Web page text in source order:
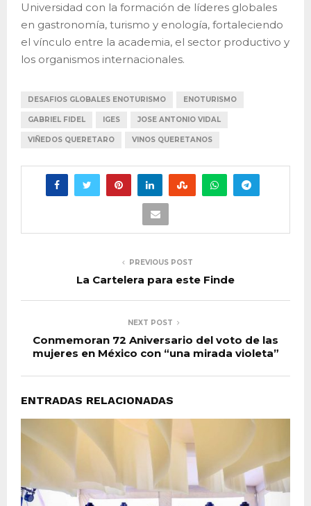
Universidad con la formación de líderes globales
en gastronomía, turismo y enología, fortaleciendo
el vínculo entre la academia, el sector productivo y
los organismos internacionales.
DESAFIOS GLOBALES ENOTURISMO ENOTURISMO
GABRIEL FIDEL IGES JOSE ANTONIO VIDAL
VIÑEDOS QUERETARO VINOS QUERETANOS
PREVIOUS POST
La Cartelera para este Finde
NEXT POST
Conmemoran 72 Aniversario del voto de las
mujeres en México con “una mirada violeta”
ENTRADAS RELACIONADAS